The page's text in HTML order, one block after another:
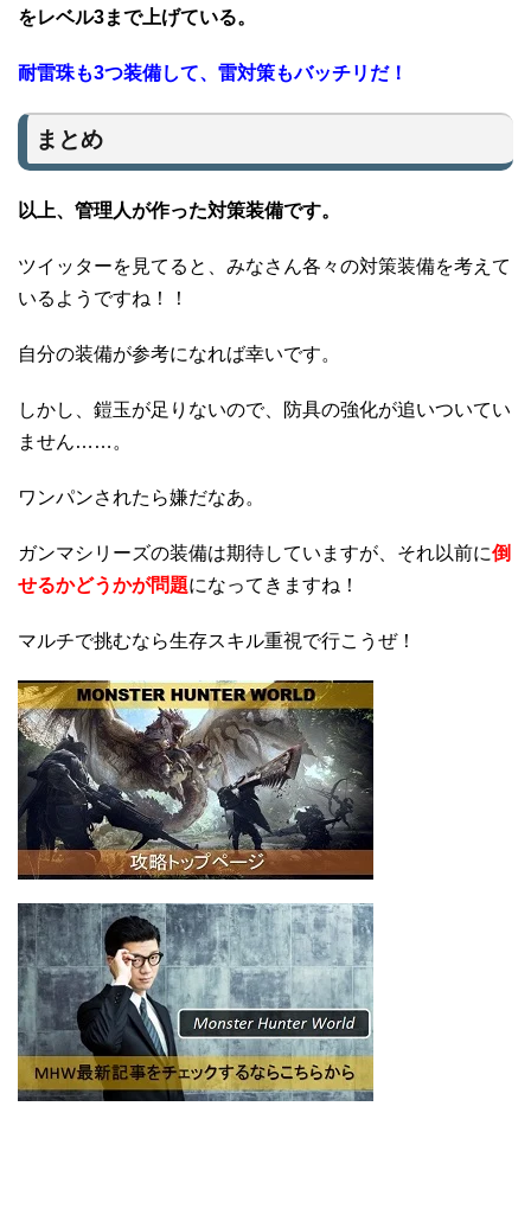
をレベル3まで上げている。
耐雷珠も3つ装備して、雷対策もバッチリだ！
まとめ
以上、管理人が作った対策装備です。
ツイッターを見てると、みなさん各々の対策装備を考えて
いるようですね！！
自分の装備が参考になれば幸いです。
しかし、鎧玉が足りないので、防具の強化が追いついてい
ません……。
ワンパンされたら嫌だなあ。
ガンマシリーズの装備は期待していますが、それ以前に倒
せるかどうかが問題になってきますね！
マルチで挑むなら生存スキル重視で行こうぜ！